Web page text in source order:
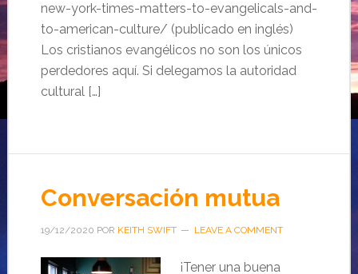
new-york-times-matters-to-evangelicals-and-
to-american-culture/ (publicado en inglés)
Los cristianos evangélicos no son los únicos
perdedores aquí. Si delegamos la autoridad
cultural […]
Conversación mutua
19/12/2020 POR KEITH SWIFT LEAVE A COMMENT
¡Tener una buena